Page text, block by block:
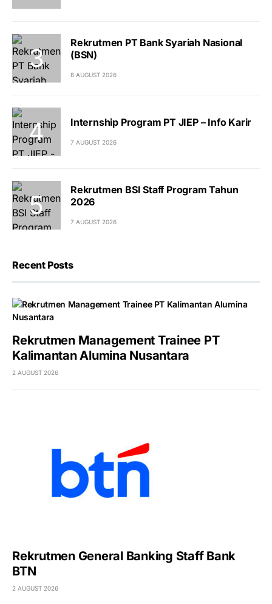
Rekrutmen PT Bank Syariah Nasional
(BSN)
8 AUGUST 2026
Internship Program PT JIEP – Info Karir
7 AUGUST 2026
Rekrutmen BSI Staff Program Tahun
2026
7 AUGUST 2026
Recent Posts
Rekrutmen Management Trainee PT
Kalimantan Alumina Nusantara
2 AUGUST 2026
Rekrutmen General Banking Staff Bank
BTN
2 AUGUST 2026